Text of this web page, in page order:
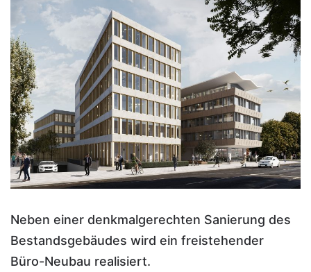
Neben einer denkmalgerechten Sanierung des
Bestandsgebäudes wird ein freistehender
Büro-Neubau realisiert.